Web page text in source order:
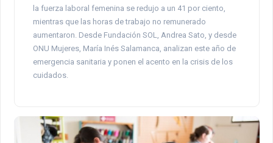
la fuerza laboral femenina se redujo a un 41 por ciento,
mientras que las horas de trabajo no remunerado
aumentaron. Desde Fundación SOL, Andrea Sato, y desde
ONU Mujeres, María Inés Salamanca, analizan este año de
emergencia sanitaria y ponen el acento en la crisis de los
cuidados.